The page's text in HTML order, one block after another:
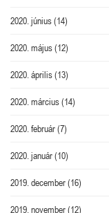
2020. június(14)
2020. május(12)
2020. április(13)
2020. március(14)
2020. február(7)
2020. január(10)
2019. december(16)
2019. november(12)